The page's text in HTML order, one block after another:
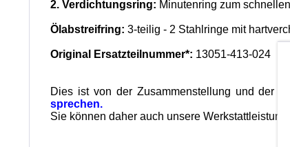
2. Verdichtungsring: Minutenring zum
Ölabstreifring: 3-teilig - 2 Stahlringe mit
Original Ersatzteilnummer*: 13051-413-024
Dies ist von der Zusammenstellung und der
sprechen.
Sie können daher auch unsere